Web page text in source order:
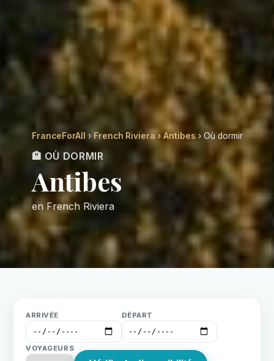
FranceForAll › French Riviera › Antibes › Où dormir
🏨 OÙ DORMIR
Antibes
en French Riviera
ARRIVÉE DÉPART
VOYAGEURS